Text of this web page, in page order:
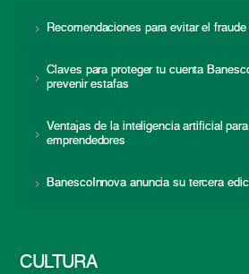
Recomendaciones para evitar el
Claves para proteger tu cuenta
prevenir estafas
Ventajas de la inteligencia artificial
emprendedores
BanescoInnova anuncia su tercera
CULTURA